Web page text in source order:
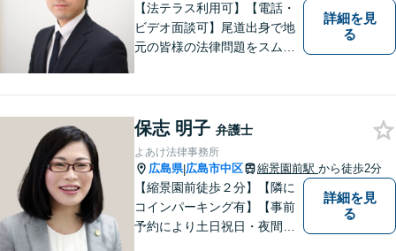
【法テラス利用可】【電話・
ビデオ面談可】尾道出身で地
元の皆様の法律問題をスムー
気配り、親身な対応がモット
ーで、様々な分野における法
的サービスを提供いたしま
す。
詳細を見
る
保志 明子 弁護士
よあけ法律事務所
広島県|広島市中区 縮景園前駅 から徒歩2分
【縮景園前徒歩２分】【隣に
コインパーキング有】【事前
予約により土日祝日・夜間の
詳細を見
る